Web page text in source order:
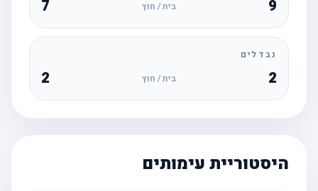
בית / חוץ
נבדלים
בית / חוץ
היסטוריית עימותים